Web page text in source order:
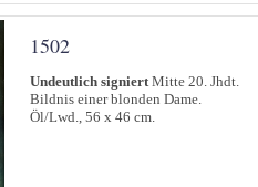
1502
Undeutlich signiertMitte 20. Jhdt.
Bildnis einer blonden Dame.
Öl/Lwd., 56 x 46 cm.